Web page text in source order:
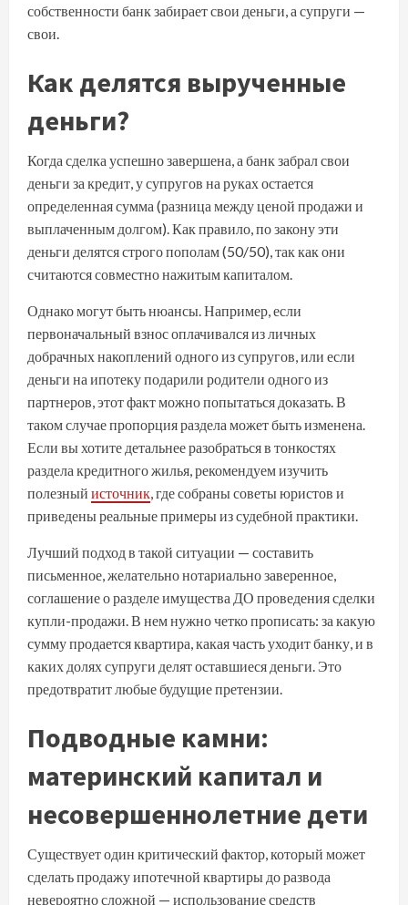
собственности банк забирает свои деньги, а супруги —
свои.
Как делятся вырученные
деньги?
Когда сделка успешно завершена, а банк забрал свои
деньги за кредит, у супругов на руках остается
определенная сумма (разница между ценой продажи и
выплаченным долгом). Как правило, по закону эти
деньги делятся строго пополам (50/50), так как они
считаются совместно нажитым капиталом.
Однако могут быть нюансы. Например, если
первоначальный взнос оплачивался из личных
добрачных накоплений одного из супругов, или если
деньги на ипотеку подарили родители одного из
партнеров, этот факт можно попытаться доказать. В
таком случае пропорция раздела может быть изменена.
Если вы хотите детальнее разобраться в тонкостях
раздела кредитного жилья, рекомендуем изучить
полезный источник, где собраны советы юристов и
приведены реальные примеры из судебной практики.
Лучший подход в такой ситуации — составить
письменное, желательно нотариально заверенное,
соглашение о разделе имущества ДО проведения сделки
купли-продажи. В нем нужно четко прописать: за какую
сумму продается квартира, какая часть уходит банку, и в
каких долях супруги делят оставшиеся деньги. Это
предотвратит любые будущие претензии.
Подводные камни:
материнский капитал и
несовершеннолетние дети
Существует один критический фактор, который может
сделать продажу ипотечной квартиры до развода
невероятно сложной — использование средств